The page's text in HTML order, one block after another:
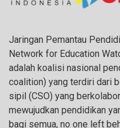
Jaringan Pemantau
Network for Education
adalah koalisi nasional
coalition) yang terdiri dari
sipil (CSO) yang
mewujudkan pendidikan
bagi semua, no one left